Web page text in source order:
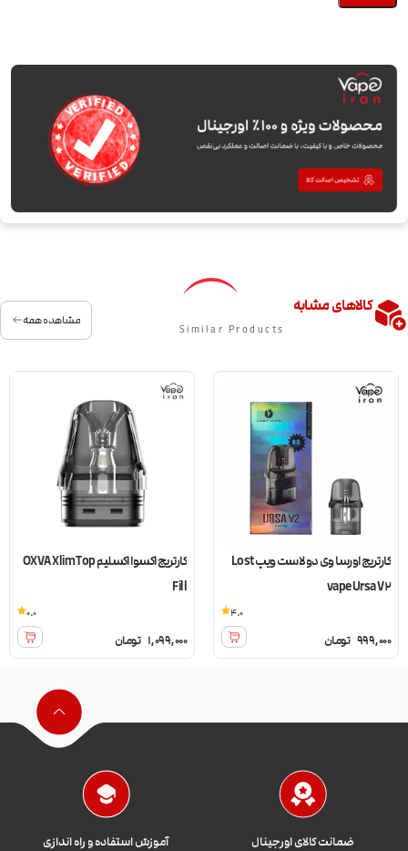
کالاهای مشابه
Similar Products
مشاهده همه
کارتریج اورسا وی دو لاست ویپ Lost
vape Ursa V2
999,000 تومان
4.0
کارتریج اکسوا اکسلیم OXVA Xlim Top
Fill
1,099,000 تومان
0.0
ضمانت کالای اورجینال آموزش استفاده و راه اندازی